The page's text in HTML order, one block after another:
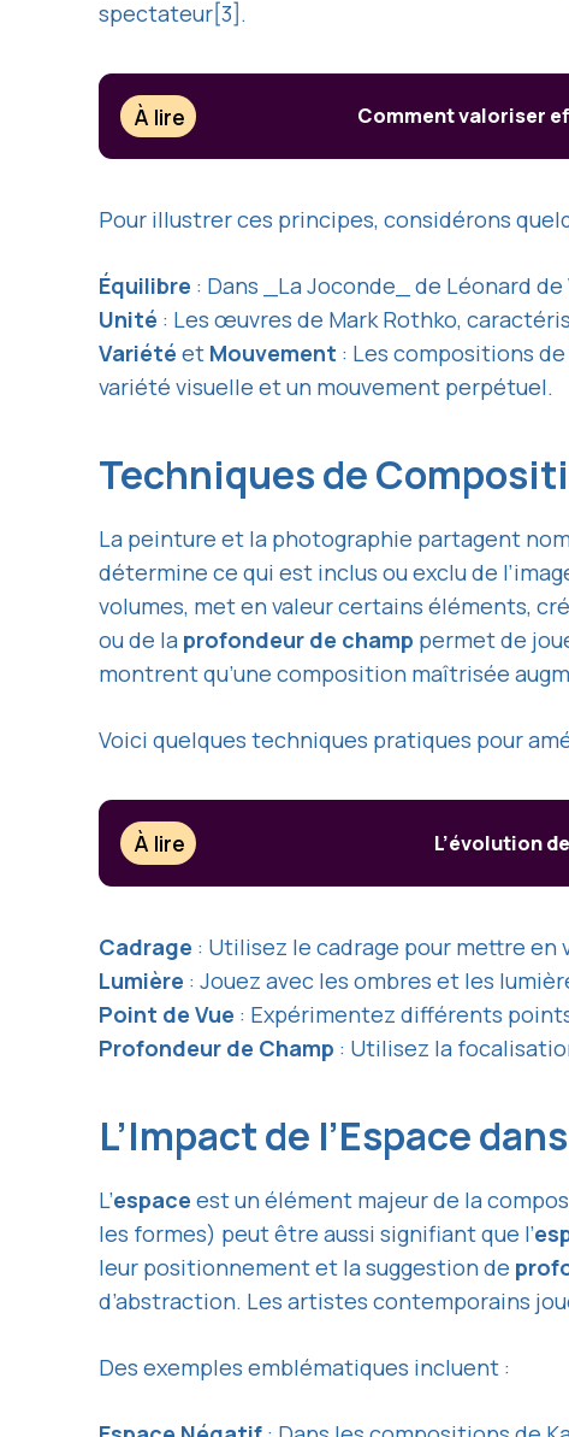
spectateur[3].
À lire Comment valoriser
Pour illustrer ces principes, considérons
Équilibre : Dans _La Joconde_ de Léonard
Unité : Les œuvres de Mark Rothko,
Variété et Mouvement : Les compositions
variété visuelle et un mouvement perpétuel.
Techniques de
La peinture et la photographie partagent
détermine ce qui est inclus ou exclu de
volumes, met en valeur certains éléments,
ou de la profondeur de champ permet de
montrent qu’une composition maîtrisée
Voici quelques techniques pratiques pour
À lire L’évolution
Cadrage : Utilisez le cadrage pour mettre
Lumière : Jouez avec les ombres et les
Point de Vue : Expérimentez différents
Profondeur de Champ : Utilisez la
L’Impact de l’Espace
L’espace est un élément majeur de la
les formes) peut être aussi signifiant que l’
leur positionnement et la suggestion de
d’abstraction. Les artistes contemporains
Des exemples emblématiques incluent :